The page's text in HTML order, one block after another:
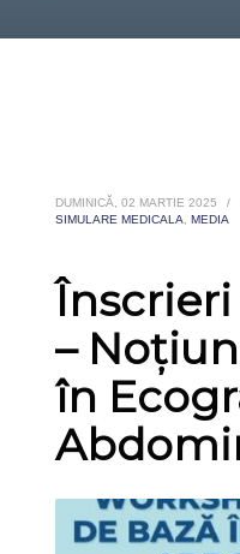
DUMINICĂ, 02 MARTIE 2025 /
SIMULARE MEDICALA
,MEDIA
–
în